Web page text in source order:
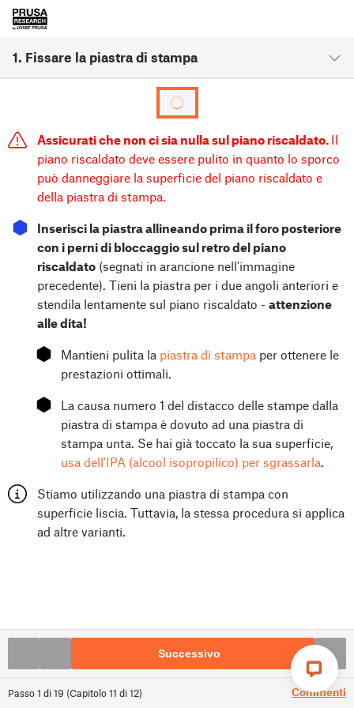
1. Fissare la piastra di stampa
Passo1 di19 (Capitolo11 di12) Commenti
Assicurati che non ci sia nulla sul piano riscaldato. Il
piano riscaldato deve essere pulito in quanto lo sporco
può danneggiare la superficie del piano riscaldato e
della piastra di stampa.
⬢
Inserisci la piastra allineando prima il foro posteriore
con i perni di bloccaggio sul retro del piano
riscaldato (segnati in arancione nell'immagine
precedente). Tieni la piastra per i due angoli anteriori e
stendila lentamente sul piano riscaldato - attenzione
alle dita!
⬢ Mantieni pulita la piastra di stampa per ottenere le
prestazioni ottimali.
⬢
La causa numero 1 del distacco delle stampe dalla
piastra di stampa è dovuto ad una piastra di
stampa unta. Se hai già toccato la sua superficie,
usa dell'IPA (alcool isopropilico) per sgrassarla.
Stiamo utilizzando una piastra di stampa con
superficie liscia. Tuttavia, la stessa procedura si applica
ad altre varianti.
Successivo